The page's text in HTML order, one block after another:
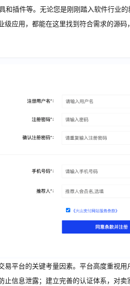
和插件等。无论您是刚刚踏入软件行业
应用，都能在这里找到符合需求的源码
易平台的关键考量因素。平台高度重视
止信息泄露；建立完善的认证体系，对